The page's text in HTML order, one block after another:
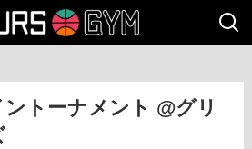
トーナメント @グリ